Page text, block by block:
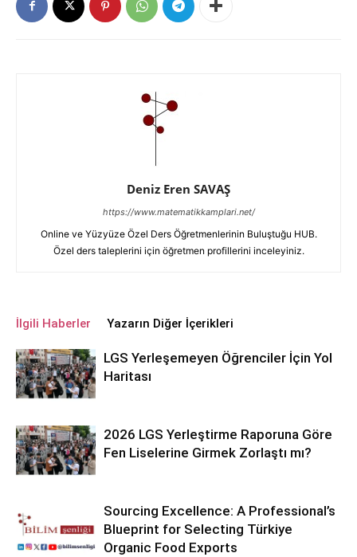
Deniz Eren SAVAŞ
https://www.matematikkamplari.net/
Online ve Yüzyüze Özel Ders Öğretmenlerinin Buluştuğu HUB.
Özel ders taleplerini için öğretmen profillerini inceleyiniz.
İlgili Haberler Yazarın Diğer İçerikleri
LGS Yerleşemeyen Öğrenciler İçin Yol
Haritası
2026 LGS Yerleştirme Raporuna Göre
Fen Liselerine Girmek Zorlaştı mı?
Sourcing Excellence: A Professional’s
Blueprint for Selecting Türkiye
Organic Food Exports